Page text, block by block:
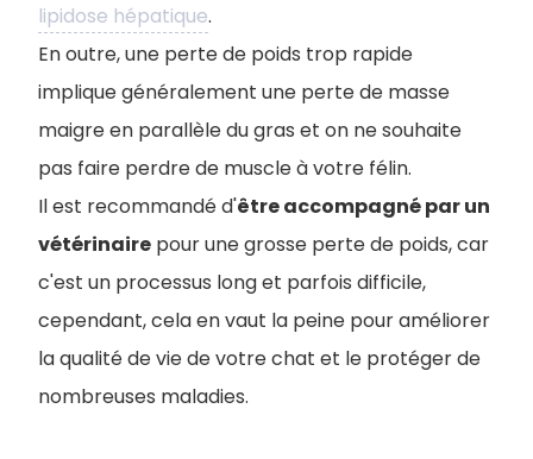
lipidose hépatique.
En outre, une perte de poids trop rapide
implique généralement une perte de masse
maigre en parallèle du gras et on ne souhaite
pas faire perdre de muscle à votre félin.
Il est recommandé d'être accompagné par un
vétérinaire pour une grosse perte de poids, car
c'est un processus long et parfois difficile,
cependant, cela en vaut la peine pour améliorer
la qualité de vie de votre chat et le protéger de
nombreuses maladies.